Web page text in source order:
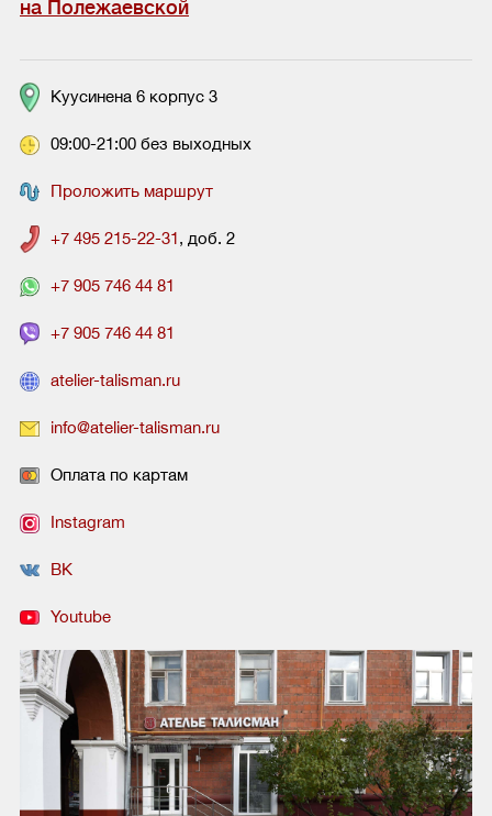
на Полежаевской
Куусинена 6 корпус 3
09:00-21:00 без выходных
Проложить маршрут
+7 495 215-22-31 , доб. 2
+7 905 746 44 81
+7 905 746 44 81
atelier-talisman.ru
info@atelier-talisman.ru
Оплата по картам
Instagram
ВК
Youtube